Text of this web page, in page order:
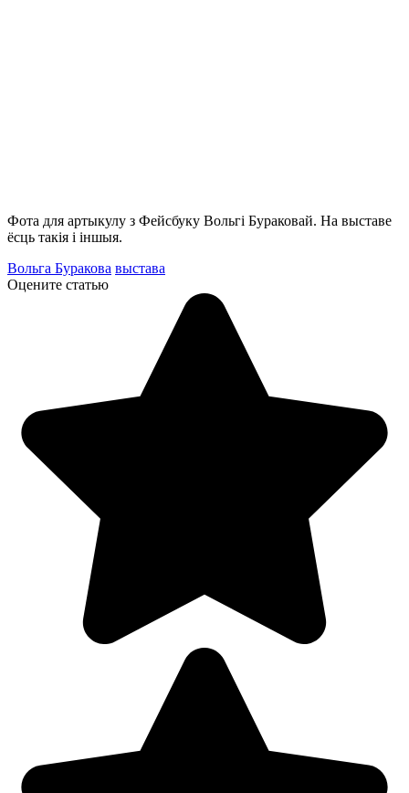
Фота для артыкулу з Фейсбуку Вольгі Бураковай. На выставе
ёсць такія і іншыя.
Вольга Буракова выстава
Оцените статью